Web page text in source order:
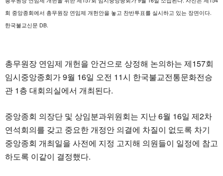
회 중앙종회에서 총무원장 연임제 개헌안을 놓고 찬반투표를 실시하고 있는 장면이다.
한국불교신문 DB.
총무원장 연임제 개헌을 안건으로 상정해 논의하는 제157회
임시중앙종회가 9월 16일 오전 11시 한국불교전통문화전승
관 1층 대회의실에서 개최된다.
중앙종회 의장단 및 상임분과위원회는 지난 6월 16일 제2차
연석회의를 갖고 중요한 개정안 의결에 차질이 없도록 차기
중앙종회 개최일을 사전에 지정 고지해 의원들이 일정에 참고
하도록 이같이 결정했다.